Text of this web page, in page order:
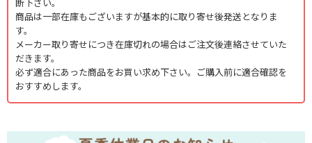
断下さい。
商品は一部在庫もございますが基本的に取り寄せ後発送となりま
す。
メーカー取り寄せにつき在庫切れの場合はご注文後連絡させていた
だきます。
必ず適合にあった商品をお買い求め下さい。ご購入前に適合確認を
おすすめします。